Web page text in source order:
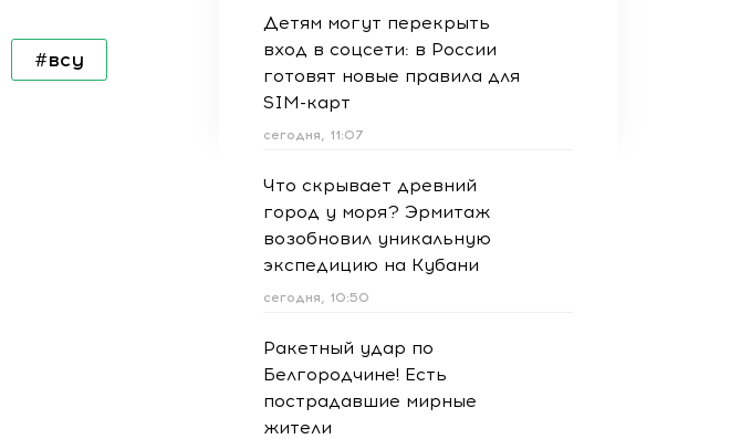
#всу
Детям могут перекрыть
вход в соцсети: в России
готовят новые правила для
SIM-карт
сегодня, 11:07
Что скрывает древний
город у моря? Эрмитаж
возобновил уникальную
экспедицию на Кубани
сегодня, 10:50
Ракетный удар по
Белгородчине! Есть
пострадавшие мирные
жители